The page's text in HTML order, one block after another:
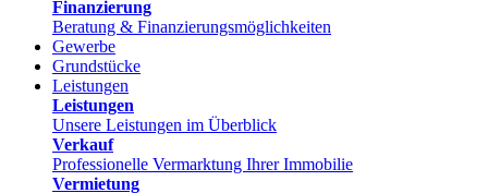
Finanzierung
Beratung & Finanzierungsmöglichkeiten
Gewerbe
Grundstücke
Leistungen
Leistungen
Unsere Leistungen im Überblick
Verkauf
Professionelle Vermarktung Ihrer Immobilie
Vermietung